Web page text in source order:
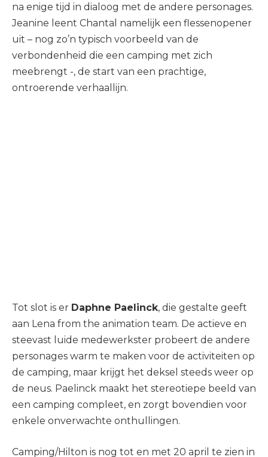
na enige tijd in dialoog met de andere personages.
Jeanine leent Chantal namelijk een flessenopener
uit – nog zo’n typisch voorbeeld van de
verbondenheid die een camping met zich
meebrengt -, de start van een prachtige,
ontroerende verhaallijn.
Tot slot is er Daphne Paelinck, die gestalte geeft
aan Lena from the animation team. De actieve en
steevast luide medewerkster probeert de andere
personages warm te maken voor de activiteiten op
de camping, maar krijgt het deksel steeds weer op
de neus. Paelinck maakt het stereotiepe beeld van
een camping compleet, en zorgt bovendien voor
enkele onverwachte onthullingen.
Camping/Hilton is nog tot en met 20 april te zien in